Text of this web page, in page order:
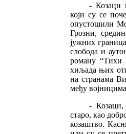
- Козаци
који су се
опустошили
Грозни,
јужних
слобода и
роману “Тихи
хиљада њих
на странама
међу
- Козаци,
старо, као
козаштво.